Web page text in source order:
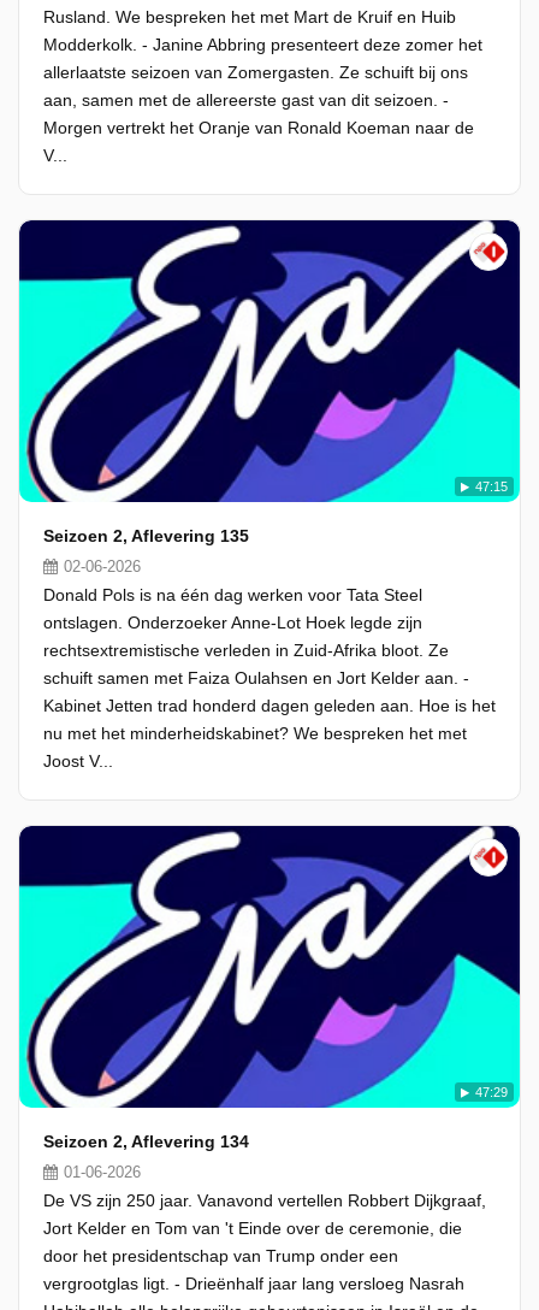
Rusland. We bespreken het met Mart de Kruif en Huib
Modderkolk. - Janine Abbring presenteert deze zomer het
allerlaatste seizoen van Zomergasten. Ze schuift bij ons
aan, samen met de allereerste gast van dit seizoen. -
Morgen vertrekt het Oranje van Ronald Koeman naar de
V...
47:15
Seizoen 2, Aflevering 135
02-06-2026
Donald Pols is na één dag werken voor Tata Steel
ontslagen. Onderzoeker Anne-Lot Hoek legde zijn
rechtsextremistische verleden in Zuid-Afrika bloot. Ze
schuift samen met Faiza Oulahsen en Jort Kelder aan. -
Kabinet Jetten trad honderd dagen geleden aan. Hoe is het
nu met het minderheidskabinet? We bespreken het met
Joost V...
47:29
Seizoen 2, Aflevering 134
01-06-2026
De VS zijn 250 jaar. Vanavond vertellen Robbert Dijkgraaf,
Jort Kelder en Tom van 't Einde over de ceremonie, die
door het presidentschap van Trump onder een
vergrootglas ligt. - Drieënhalf jaar lang versloeg Nasrah